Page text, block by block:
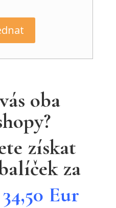
oba
získat
za
Eur